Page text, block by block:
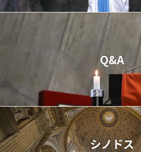
Q&A
シノドス